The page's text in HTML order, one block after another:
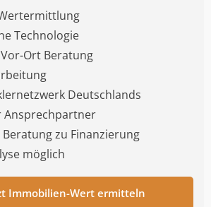
Technologie
Ort Beratung
Deutschlands
Ansprechpartner
zu Finanzierung
möglich
Immobilien-Wert ermitteln